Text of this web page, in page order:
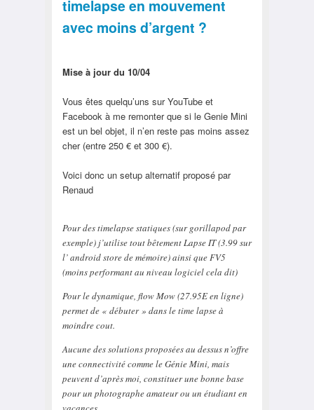
timelapse en mouvement
avec moins d’argent ?
Mise à jour du 10/04
Vous êtes quelqu’uns sur YouTube et
Facebook à me remonter que si le Genie Mini
est un bel objet, il n’en reste pas moins assez
cher (entre 250 € et 300 €).
Voici donc un setup alternatif proposé par
Renaud
Pour des timelapse statiques (sur gorillapod par
exemple) j’utilise tout bêtement Lapse IT (3.99 sur
l’ android store de mémoire) ainsi que FV5
(moins performant au niveau logiciel cela dit)
Pour le dynamique, flow Mow (27.95E en ligne)
permet de « débuter » dans le time lapse à
moindre cout.
Aucune des solutions proposées au dessus n’offre
une connectivité comme le Génie Mini, mais
peuvent d’après moi, constituer une bonne base
pour un photographe amateur ou un étudiant en